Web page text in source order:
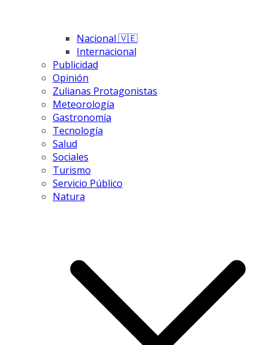
Nacional 🇻🇪
Internacional
Publicidad
Opinión
Zulianas Protagonistas
Meteorología
Gastronomía
Tecnología
Salud
Sociales
Turismo
Servicio Público
Natura